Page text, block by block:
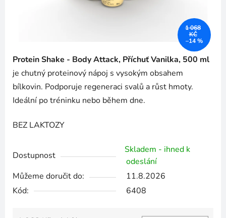
Protein Shake - Body Attack, Příchuť Vanilka, 500 ml
je chutný proteinový nápoj s vysokým obsahem
bílkovin. Podporuje regeneraci svalů a růst hmoty.
Ideální po tréninku nebo během dne.
BEZ LAKTOZY
Dostupnost
Skladem - ihned k
odeslání
Můžeme doručit do:
11.8.2026
Kód:
6408
1 068
KČ
–14 %